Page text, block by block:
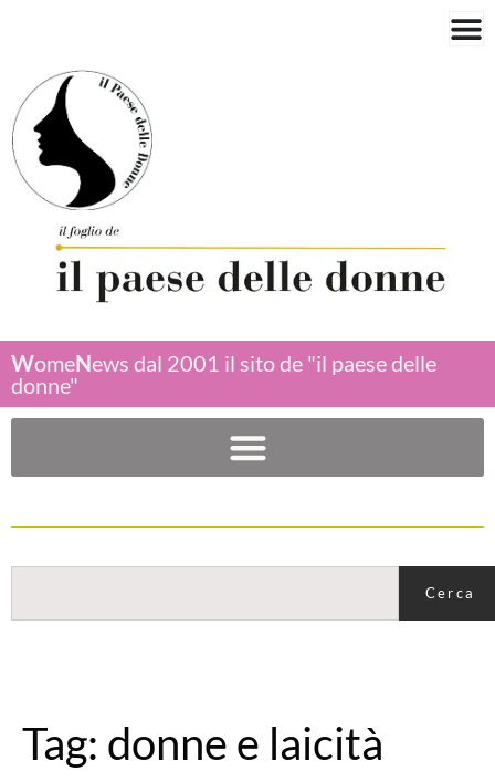
WomeNews dal 2001 il sito de "il paese delle
donne"
Cerca
Tag: donne e laicità